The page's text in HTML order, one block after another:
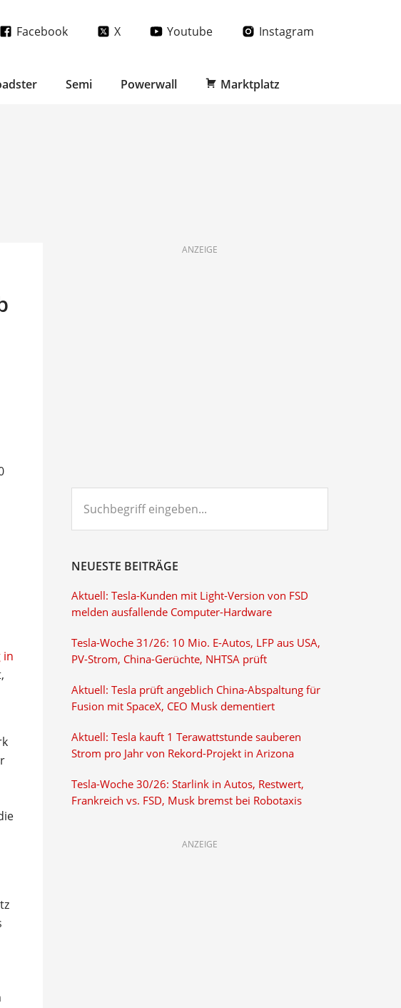
Facebook X Youtube Instagram
Semi Powerwall Marktplatz
in
ANZEIGE
eingeben...
NEUESTE BEITRÄGE
Aktuell: Tesla-Kunden mit Light-Version von FSD
melden ausfallende Computer-Hardware
Tesla-Woche 31/26: 10 Mio. E-Autos, LFP aus USA,
PV-Strom, China-Gerüchte, NHTSA prüft
Aktuell: Tesla prüft angeblich China-Abspaltung für
Fusion mit SpaceX, CEO Musk dementiert
Aktuell: Tesla kauft 1 Terawattstunde sauberen
Strom pro Jahr von Rekord-Projekt in Arizona
Tesla-Woche 30/26: Starlink in Autos, Restwert,
Frankreich vs. FSD, Musk bremst bei Robotaxis
ANZEIGE